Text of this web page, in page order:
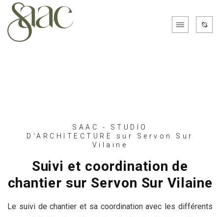
SAAC - STUDIO
D'ARCHITECTURE sur Servon Sur
Vilaine
Suivi et coordination de
chantier sur Servon Sur Vilaine
Le suivi de chantier et sa coordination avec les différents